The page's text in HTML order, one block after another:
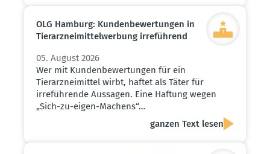
OLG Hamburg: Kunden­be­wer­tungen in
Tierarz­nei­mit­tel­werbung irreführend
05. August 2026
Wer mit Kundenbewertungen für ein
Tierarzneimittel wirbt, haftet als Täter für
irreführende Aussagen. Eine Haftung wegen
„Sich-zu-eigen-Machens“…
ganzen Text lesen